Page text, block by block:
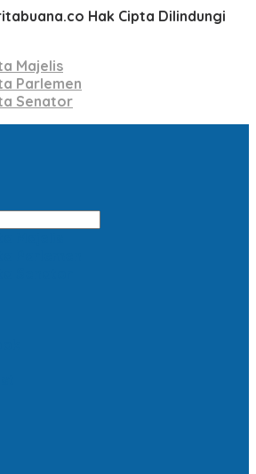
Hak Cipta Dilindungi
Majelis
Parlemen
Senator